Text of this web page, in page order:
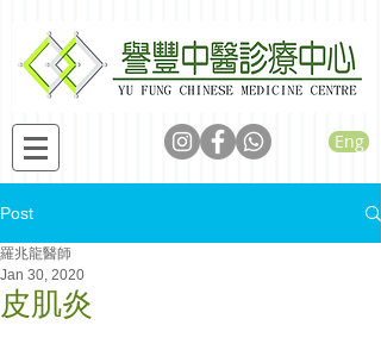
Eng
Post
皮肌炎
羅兆龍醫師
Jan 30, 2020